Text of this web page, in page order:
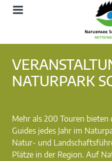
NATURPARK
Mehr als 200 Touren
Guides jedes Jahr im
Natur- und
Plätze in der Region. Auf